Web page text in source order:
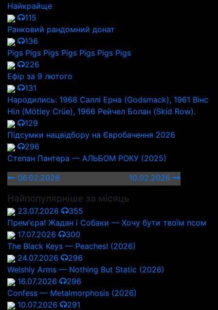
Найкрайще
115
Ранковий рандомний донат
136
Pigs Pigs Pigs Pigs Pigs Pigs Pigs
226
Ефір за 9 лютого
131
Народились: 1968 Саллі Ерна (Godsmack), 1961 Вінс
Ніл (Mötley Crüe), 1966 Рейчел Болан (Skid Row).
129
Підсумки нацвідбору на Євробачення 2026
296
Степан Пантера — АЛЬБОМ РОКУ (2025)
06.02.2026
10.02.2026
Найпопулярніше за місяць
23.07.2026
355
Прем'єра! Жадан і Собаки — Хочу бути твоїм псом
17.07.2026
300
The Black Keys — Peaches! (2026)
24.07.2026
296
Welshly Arms — Nothing But Static (2026)
16.07.2026
296
Confess — Metalmorphosis (2026)
10.07.2026
291